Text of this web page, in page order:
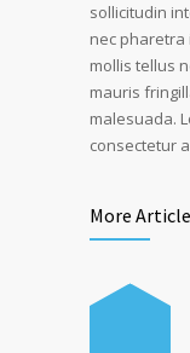
sollicitudin
nec pharetra
mollis tellus
mauris
malesuada.
consectetur
More